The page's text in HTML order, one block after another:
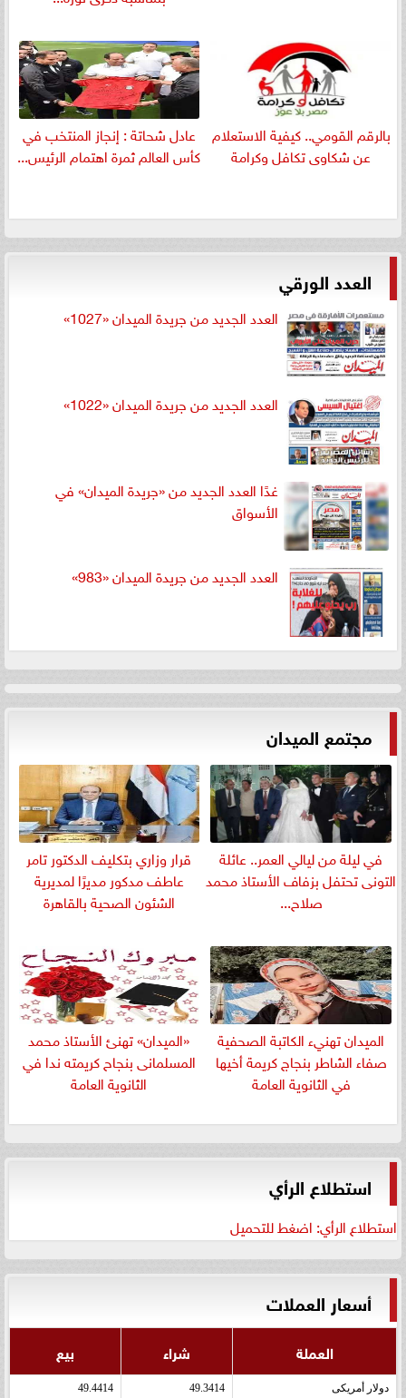
بالرقم القومي.. كيفية الاستعلام
عن شكاوى تكافل وكرامة
عادل شحاتة : إنجاز المنتخب في
كأس العالم ثمرة اهتمام الرئيس...
العدد الورقي
العدد الجديد من جريدة الميدان «1027»
العدد الجديد من جريدة الميدان «1022»
غدًا العدد الجديد من «جريدة الميدان» في
الأسواق
العدد الجديد من جريدة الميدان «983»
مجتمع الميدان
في ليلة من ليالي العمر.. عائلة
التونى تحتفل بزفاف الأستاذ محمد
صلاح...
قرار وزاري بتكليف الدكتور تامر
عاطف مدكور مديرًا لمديرية
الشئون الصحية بالقاهرة
الميدان تهنيء الكاتبة الصحفية
صفاء الشاطر بنجاج كريمة أخيها
في الثانوية العامة
«الميدان» تهنئ الأستاذ محمد
المسلمانى بنجاح كريمته ندا في
الثانوية العامة
استطلاع الرأي
استطلاع الرأي: اضغط للتحميل
أسعار العملات
العملة شراء بيع
دولار أمريكى 49.3414
49.4414